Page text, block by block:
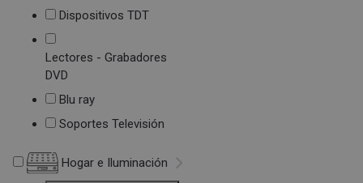
Dispositivos TDT
Lectores - Grabadores
DVD
Blu ray
Soportes Televisión
Hogar e Iluminación